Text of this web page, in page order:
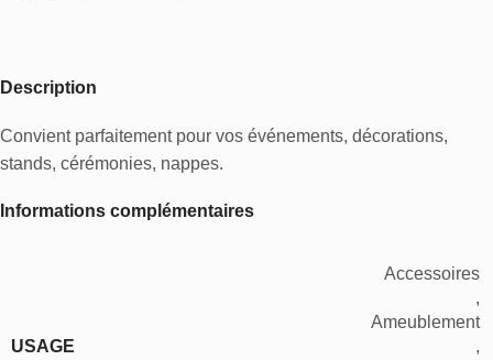
Description
Convient parfaitement pour vos événements, décorations,
stands, cérémonies, nappes.
Informations complémentaires
USAGE
Accessoires
,
Ameublement
,